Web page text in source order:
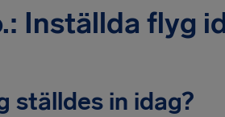
Inställda flyg
ställdes in idag?